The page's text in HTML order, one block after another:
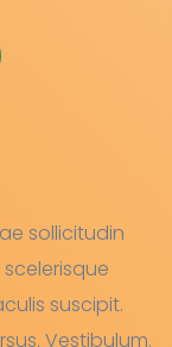
sollicitudin
suscipit.
Vestibulum.